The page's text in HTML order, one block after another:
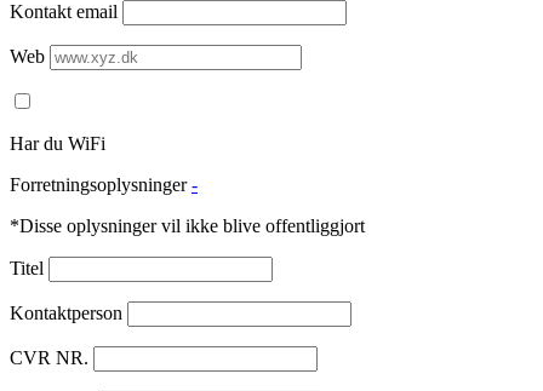
Kontakt email
Web
Har du WiFi
Forretningsoplysninger -
*Disse oplysninger vil ikke blive offentliggjort
Titel
Kontaktperson
CVR NR.